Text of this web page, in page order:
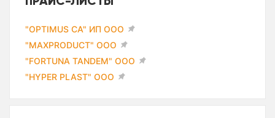
"OPTIMUS CA" ИП ООО
"MAXPRODUCT" ООО
"FORTUNA TANDEM" ООО
"HYPER PLAST" ООО